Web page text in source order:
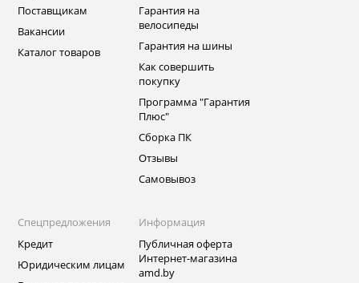
Поставщикам
Вакансии
Каталог товаров
Гарантия на
велосипеды
Гарантия на шины
Как совершить
покупку
Программа "Гарантия
Плюс"
Сборка ПК
Отзывы
Самовывоз
Спецпредложения
Кредит
Юридическим лицам
Информация
Публичная оферта
Интернет-магазина
amd.by